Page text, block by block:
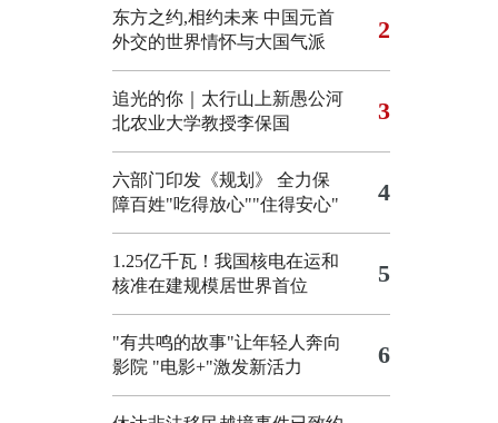
东方之约,相约未来 中国元首
外交的世界情怀与大国气派
2
追光的你｜太行山上新愚公河
北农业大学教授李保国
3
六部门印发《规划》 全力保
障百姓"吃得放心""住得安心"
4
1.25亿千瓦！我国核电在运和
核准在建规模居世界首位
5
"有共鸣的故事"让年轻人奔向
影院 "电影+"激发新活力 6